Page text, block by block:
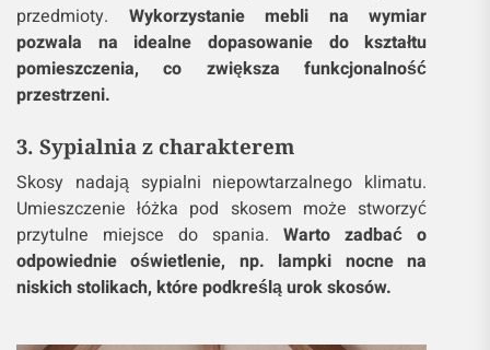
przedmioty. Wykorzystanie mebli na wymiar
pozwala na idealne dopasowanie do kształtu
pomieszczenia, co zwiększa funkcjonalność
przestrzeni.
3. Sypialnia z charakterem
Skosy nadają sypialni niepowtarzalnego klimatu.
Umieszczenie łóżka pod skosem może stworzyć
przytulne miejsce do spania.Warto zadbać o
odpowiednie oświetlenie, np. lampki nocne na
niskich stolikach, które podkreślą urok skosów.